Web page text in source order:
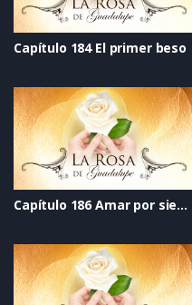
Capítulo 184 El primer beso
Capítulo 186 Amar por siempre_ Parte 2